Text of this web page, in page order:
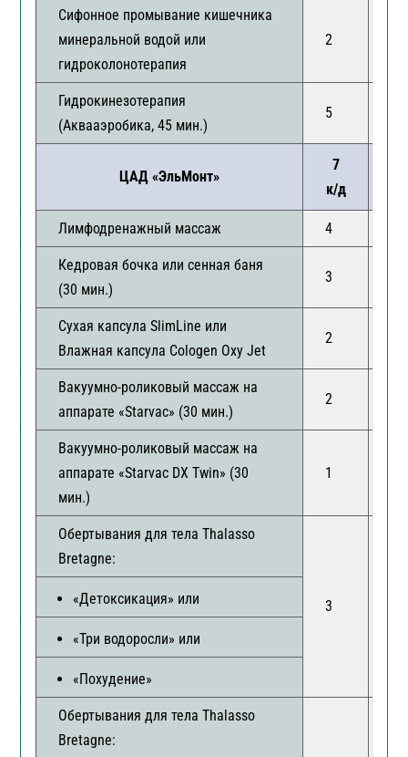
Сифонное промывание кишечника
минеральной водой или
гидроколонотерапия
2
Гидрокинезотерапия
(Аквааэробика, 45 мин.)
5
ЦАД «ЭльМонт»
7
к/д
Лимфодренажный массаж 4
Кедровая бочка или сенная баня
(30 мин.)
3
Сухая капсула SlimLine или
Влажная капсула Cologen Oxy Jet
2
Вакуумно-роликовый массаж на
аппарате «Starvac» (30 мин.)
2
Вакуумно-роликовый массаж на
аппарате «Starvac DX Twin» (30
мин.)
1
Обертывания для тела Thalasso
Bretagne:
3
«Детоксикация» или
«Три водоросли» или
«Похудение»
Обертывания для тела Thalasso
Bretagne: